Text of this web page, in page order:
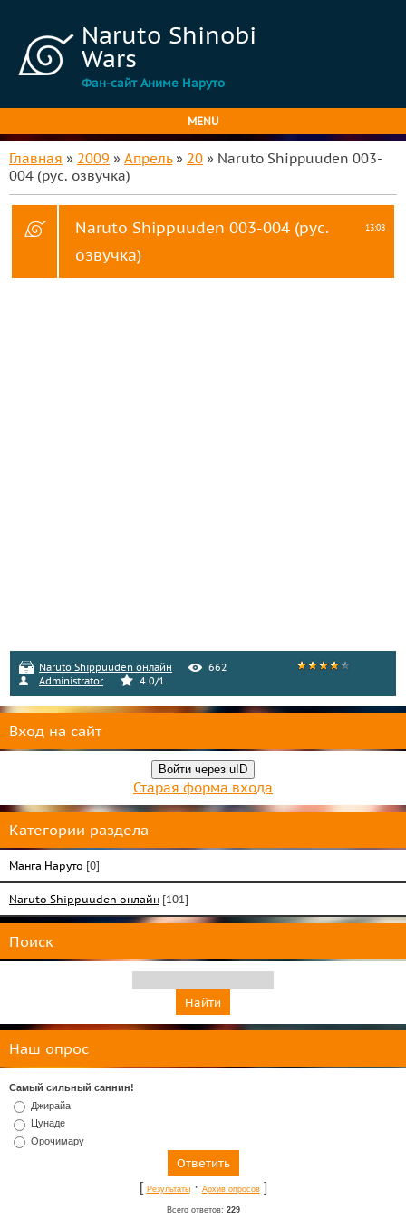
Naruto Shinobi
Wars
Фан-сайт Аниме Наруто
MENU
Главная » 2009 » Апрель » 20 » Naruto Shippuuden 003-
004 (рус. озвучка)
13:08
Naruto Shippuuden 003-004 (рус.
озвучка)
Naruto Shippuuden онлайн
662
Administrator
4.0/1
Вход на сайт
Войти через uID
Старая форма входа
Категории раздела
Манга Наруто [0]
Naruto Shippuuden онлайн [101]
Поиск
Наш опрос
Самый сильный саннин!
Джирайа
Цунаде
Орочимару
[ Результаты· Архив опросов]
Всего ответов: 229